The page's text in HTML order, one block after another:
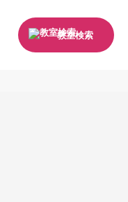
教室検索